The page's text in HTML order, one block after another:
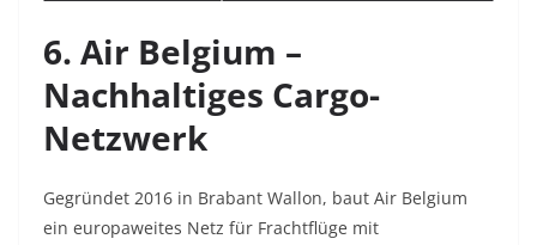
6. Air Belgium –
Nachhaltiges Cargo-
Netzwerk
Gegründet 2016 in Brabant Wallon, baut Air Belgium
ein europaweites Netz für Frachtflüge mit